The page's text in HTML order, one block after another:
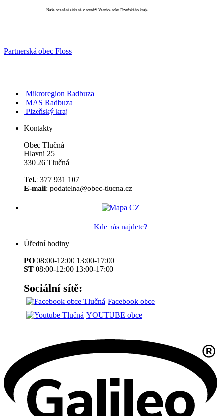
Naše ocenění získané v soutěži Vesnice roku Plzeňského kraje.
Partnerská obec Floss
Mikroregion Radbuza
MAS Radbuza
Plzeňský kraj
Kontakty
Obec Tlučná
Hlavní 25
330 26 Tlučná
Tel.: 377 931 107
E-mail: podatelna@obec-tlucna.cz
Kde nás najdete?
Úřední hodiny
PO 08:00-12:00 13:00-17:00
ST 08:00-12:00 13:00-17:00
Sociální sítě:
Facebook obce
YOUTUBE obce